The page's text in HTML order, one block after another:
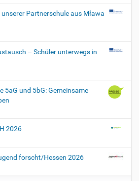
Partnerschule aus Mława
– Schüler unterwegs in
5aG und 5bG: Gemeinsame
2026
forscht/Hessen 2026